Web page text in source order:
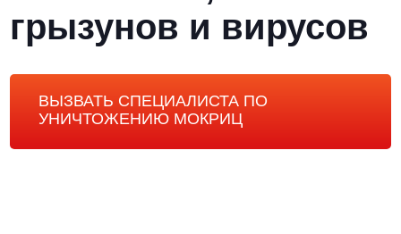
грызунов и вирусов
ВЫЗВАТЬ СПЕЦИАЛИСТА ПО
УНИЧТОЖЕНИЮ МОКРИЦ